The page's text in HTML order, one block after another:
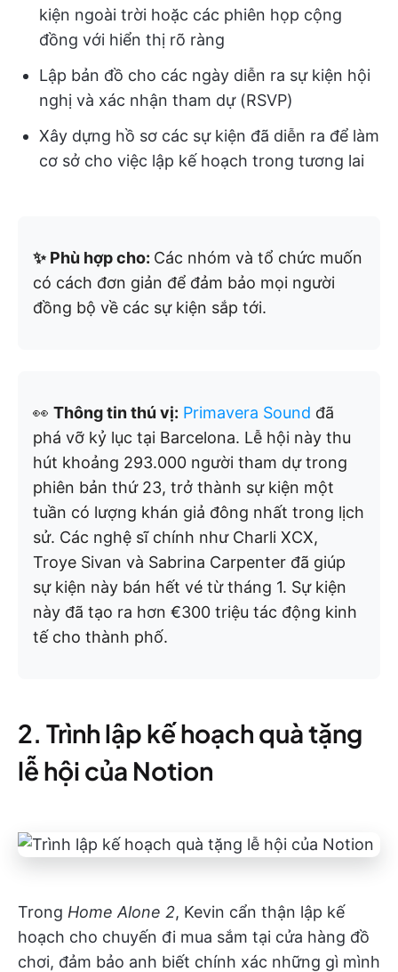
kiện ngoài trời hoặc các phiên họp cộng
đồng với hiển thị rõ ràng
Lập bản đồ cho các ngày diễn ra sự kiện hội
nghị và xác nhận tham dự (RSVP)
Xây dựng hồ sơ các sự kiện đã diễn ra để làm
cơ sở cho việc lập kế hoạch trong tương lai
✨ Phù hợp cho: Các nhóm và tổ chức muốn
có cách đơn giản để đảm bảo mọi người
đồng bộ về các sự kiện sắp tới.
👀 Thông tin thú vị: Primavera Sound đã
phá vỡ kỷ lục tại Barcelona. Lễ hội này thu
hút khoảng 293.000 người tham dự trong
phiên bản thứ 23, trở thành sự kiện một
tuần có lượng khán giả đông nhất trong lịch
sử. Các nghệ sĩ chính như Charli XCX,
Troye Sivan và Sabrina Carpenter đã giúp
sự kiện này bán hết vé từ tháng 1. Sự kiện
này đã tạo ra hơn €300 triệu tác động kinh
tế cho thành phố.
2. Trình lập kế hoạch quà tặng
lễ hội của Notion
Trong Home Alone 2, Kevin cẩn thận lập kế
hoạch cho chuyến đi mua sắm tại cửa hàng đồ
chơi, đảm bảo anh biết chính xác những gì mình